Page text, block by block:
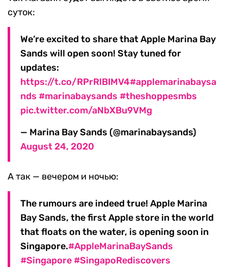
суток:
We’re excited to share that Apple Marina Bay
Sands will open soon! Stay tuned for
updates:
https://t.co/RPrRlBIMV4#applemarinabaysa
nds #marinabaysands #theshoppesmbs
pic.twitter.com/aNbXBu9VMg
— Marina Bay Sands (@marinabaysands)
August 24, 2020
А так — вечером и ночью:
The rumours are indeed true! Apple Marina
Bay Sands, the first Apple store in the world
that floats on the water, is opening soon in
Singapore.#AppleMarinaBaySands
#Singapore#SingapoRediscovers